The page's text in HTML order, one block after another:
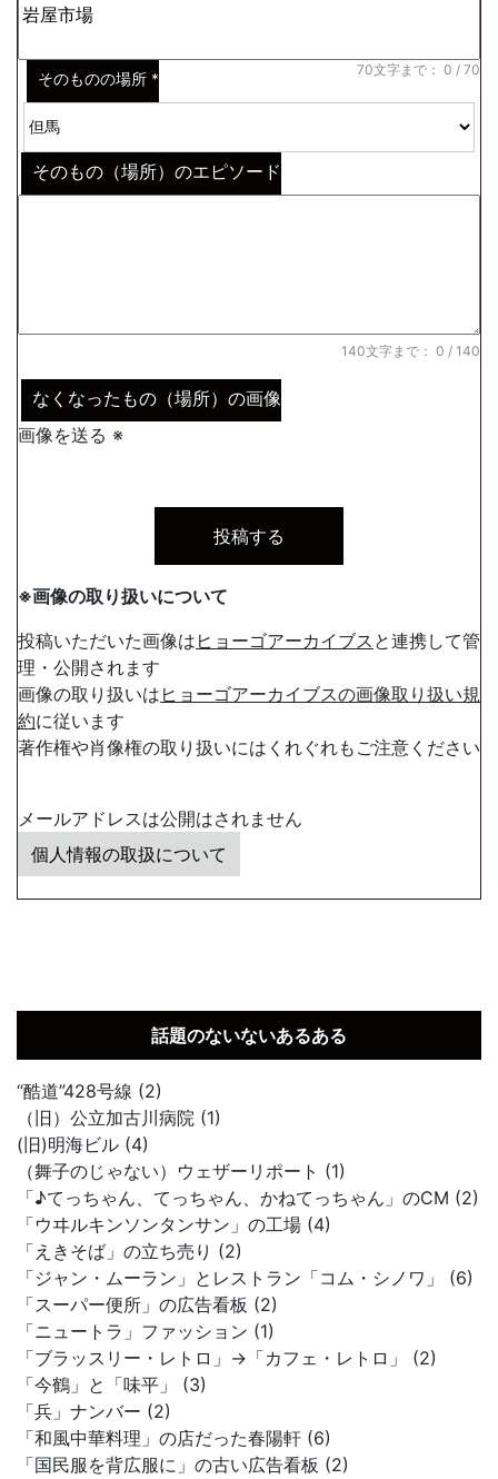
70文字まで： 0 / 70
そのものの場所 *
そのもの（場所）のエピソード
140文字まで： 0 / 140
なくなったもの（場所）の画像
画像を送る ※
※画像の取り扱いについて
投稿いただいた画像は ヒョーゴアーカイブス と連携して管
理・公開されます
画像の取り扱いは ヒョーゴアーカイブスの画像取り扱い規
約に従います
著作権や肖像権の取り扱いにはくれぐれもご注意ください
メールアドレスは公開はされません
個人情報の取扱について
話題のないないあるある
“酷道”428号線 (2)
（旧）公立加古川病院 (1)
(旧)明海ビル (4)
（舞子のじゃない）ウェザーリポート (1)
「♪てっちゃん、てっちゃん、かねてっちゃん」のCM (2)
「ウヰルキンソンタンサン」の工場 (4)
「えきそば」の立ち売り (2)
「ジャン・ムーラン」とレストラン「コム・シノワ」 (6)
「スーパー便所」の広告看板 (2)
「ニュートラ」ファッション (1)
「ブラッスリー・レトロ」→「カフェ・レトロ」 (2)
「今鶴」と「味平」 (3)
「兵」ナンバー (2)
「和風中華料理」の店だった春陽軒 (6)
「国民服を背広服に」の古い広告看板 (2)